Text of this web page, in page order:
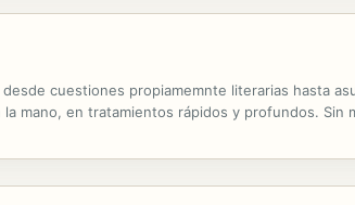
cuestiones propiamemnte literarias hasta
mano, en tratamientos rápidos y profundos.